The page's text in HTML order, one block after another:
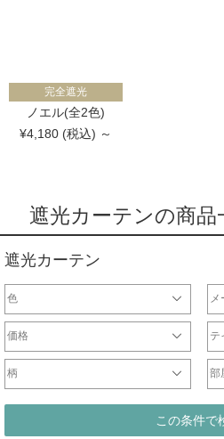
完全遮光
ノエル(全2色)
¥4,180 (税込) ～
遮光カーテンの商品
遮光カーテン
色
ホワイト・ベージュ系
ブラウン系
ブラック・グレー系
レッド・ピンク系
イエロー系
ブルー・ネイビー系
パープル系
グリーン系
シルバー・ゴールド系
マルチ・その他カラー
メ
価格
～2000円
2001円～5000円
5001円～10000円
10001円～20000円
20001円～40000円
テ
シ
北
モ
ナ
カ
エ
ク
和
柄
無地ドレープ
チェックドレープ
ストライプドレープ
ボーダー
ドット
花
ダマスク柄
幾何学柄
部
リ
一
寝
子
和
書
この条件で